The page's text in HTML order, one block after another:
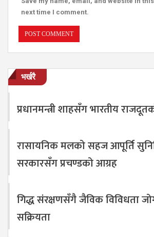
next time I comment.
भर्खरै
प्रधानमन्त्री शाहसँग भारतीय
रासायनिक मलको सहज आपूर्ति
सरकारसँग प्रचण्डको आग्रह
गिद्ध संरक्षणसँगै जैविक विविधता
सक्रियता